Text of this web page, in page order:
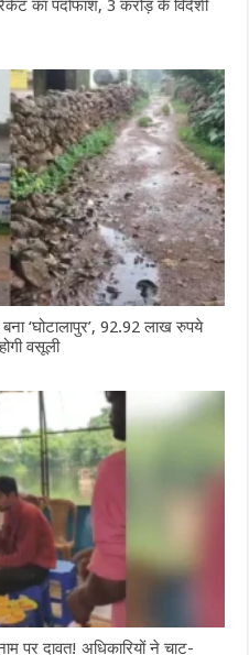
का पर्दाफाश, 3 करोड़ के विदेशी
‘घोटालापुर’, 92.92 लाख रुपये
वसूली
पर दावत! अधिकारियों ने चाट-